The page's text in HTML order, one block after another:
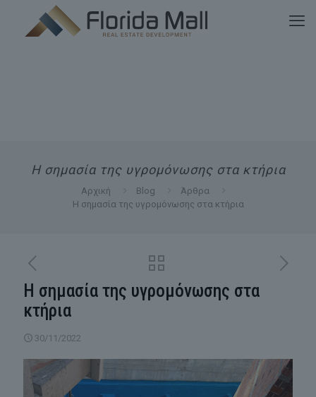
Η σημασία της υγρομόνωσης στα κτήρια
Αρχική Blog
Άρθρα
Η σημασία της υγρομόνωσης στα κτήρια
Η σημασία της υγρομόνωσης στα
κτήρια
30/11/2022